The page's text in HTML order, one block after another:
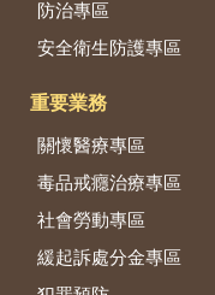
防治專區
安全衛生防護專區
重要業務
關懷醫療專區
毒品戒癮治療專區
社會勞動專區
緩起訴處分金專區